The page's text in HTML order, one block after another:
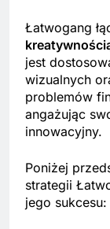
Łatwogang
jest
wizualnych
problemów
angażując
innowacyjny.
Poniżej
strategii
jego sukcesu: